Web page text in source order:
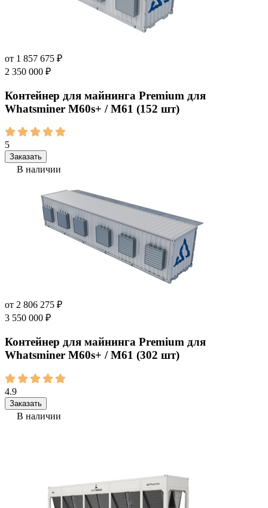
от 1 857 675 ₽
2 350 000 ₽
Контейнер для майнинга Premium для
Whatsminer M60s+ / M61 (152 шт)
5
Заказать
В наличии
от 2 806 275 ₽
3 550 000 ₽
Контейнер для майнинга Premium для
Whatsminer M60s+ / M61 (302 шт)
4.9
Заказать
В наличии